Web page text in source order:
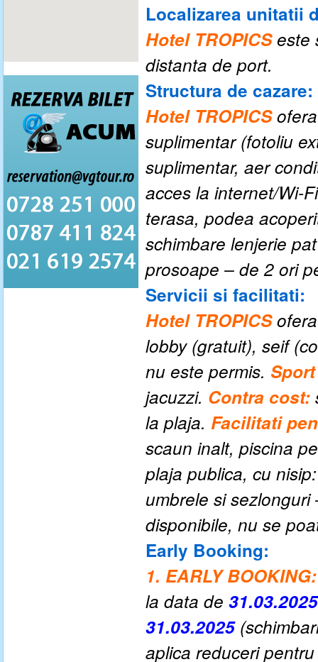
Localizarea unitatii
Hotel TROPICS este
distanta de port.
Structura de cazare:
Hotel TROPICS
suplimentar (fotoliu
suplimentar, aer
acces la internet/Wi-
terasa, podea
schimbare lenjerie
prosoape – de 2 ori
Servicii si facilitati:
Hotel TROPICS
lobby (gratuit), seif
nu este permis.
jacuzzi. Contra cost:
la plaja. Facilitati
scaun inalt, piscina
plaja publica, cu
umbrele si
disponibile, nu se
Early Booking:
1. EARLY BOOKING:
la data de 31.03.2025
31.03.2025
aplica reduceri